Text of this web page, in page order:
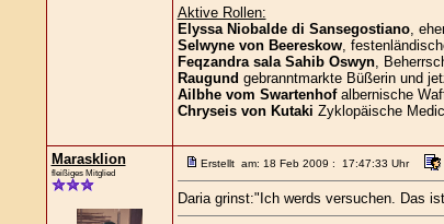
Aktive Rollen:
Elyssa Niobalde di Sansegostiano,
Selwyne von Beereskow,
Feqzandra sala Sahib Oswyn,
Raugund gebranntmarkte Büßerin und
Ailbhe vom Swartenhofalbernische
Chryseis von Kutaki Zyklopäische
Marasklion
fleißiges Mitglied
Erstellt am: 18 Feb 2009 : 17:47:33 Uhr
Daria grinst:"Ich werds versuchen. Das